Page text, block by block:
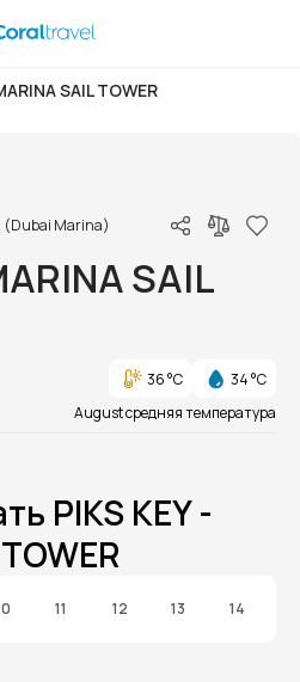
SAIL TOWER
(Dubai Marina)
SAIL
36 °C
34 °C
August средняя температура
PIKS KEY -
11 12 13 14